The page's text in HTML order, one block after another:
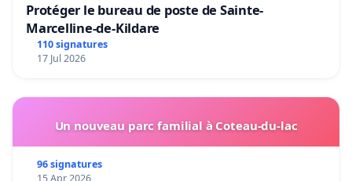
Protéger le bureau de poste de Sainte-
Marcelline-de-Kildare
110 signatures
17 Jul 2026
Un nouveau parc familial à Coteau-du-lac
96 signatures